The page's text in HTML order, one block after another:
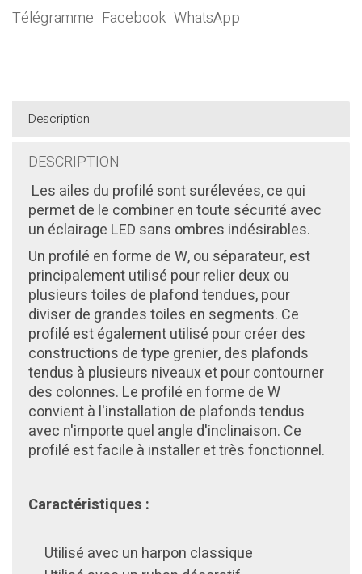
Télégramme Facebook WhatsApp
Description
DESCRIPTION
Les ailes du profilé sont surélevées, ce qui
permet de le combiner en toute sécurité avec
un éclairage LED sans ombres indésirables.
Un profilé en forme de W, ou séparateur, est
principalement utilisé pour relier deux ou
plusieurs toiles de plafond tendues, pour
diviser de grandes toiles en segments. Ce
profilé est également utilisé pour créer des
constructions de type grenier, des plafonds
tendus à plusieurs niveaux et pour contourner
des colonnes. Le profilé en forme de W
convient à l'installation de plafonds tendus
avec n'importe quel angle d'inclinaison. Ce
profilé est facile à installer et très fonctionnel.
Caractéristiques :
Utilisé avec un harpon classique